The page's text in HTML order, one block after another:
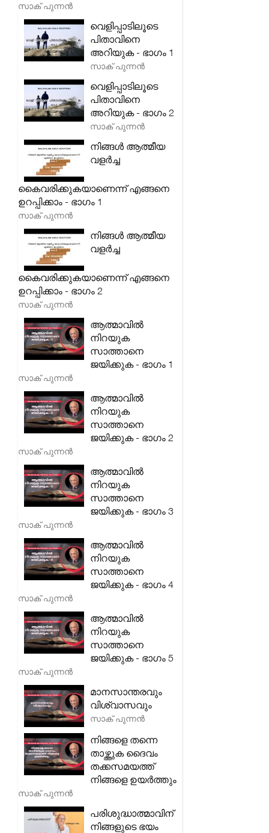
സാക് പുന്നൻ
വെളിപ്പാടിലൂടെ
പിതാവിനെ
അറിയുക - ഭാഗം 1
സാക് പുന്നൻ
വെളിപ്പാടിലൂടെ
പിതാവിനെ
അറിയുക - ഭാഗം 2
സാക് പുന്നൻ
നിങ്ങൾ ആത്മീയ
വളർച്ച
കൈവരിക്കുകയാണെന്ന് എങ്ങനെ
ഉറപ്പിക്കാം - ഭാഗം 1
സാക് പുന്നൻ
നിങ്ങൾ ആത്മീയ
വളർച്ച
കൈവരിക്കുകയാണെന്ന് എങ്ങനെ
ഉറപ്പിക്കാം - ഭാഗം 2
സാക് പുന്നൻ
ആത്മാവിൽ
നിറയുക
സാത്താനെ
ജയിക്കുക - ഭാഗം 1
സാക് പുന്നൻ
ആത്മാവിൽ
നിറയുക
സാത്താനെ
ജയിക്കുക - ഭാഗം 2
സാക് പുന്നൻ
ആത്മാവിൽ
നിറയുക
സാത്താനെ
ജയിക്കുക - ഭാഗം 3
സാക് പുന്നൻ
ആത്മാവിൽ
നിറയുക
സാത്താനെ
ജയിക്കുക - ഭാഗം 4
സാക് പുന്നൻ
ആത്മാവിൽ
നിറയുക
സാത്താനെ
ജയിക്കുക - ഭാഗം 5
സാക് പുന്നൻ
മാനസാന്തരവും
വിശ്വാസവും
സാക് പുന്നൻ
നിങ്ങളെ തന്നെ
താഴ്ത്തുക ദൈവം
തക്കസമയത്ത്
നിങ്ങളെ ഉയർത്തും
സാക് പുന്നൻ
പരിശുദ്ധാത്മാവിന്
നിങ്ങളുടെ ഭയം